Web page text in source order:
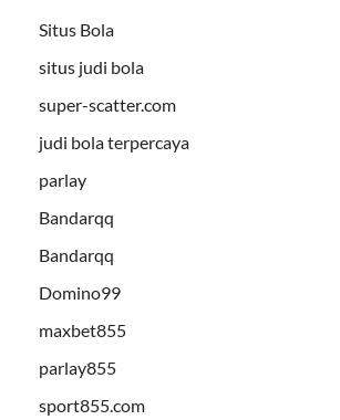
Situs Bola
situs judi bola
super-scatter.com
judi bola terpercaya
parlay
Bandarqq
Bandarqq
Domino99
maxbet855
parlay855
sport855.com